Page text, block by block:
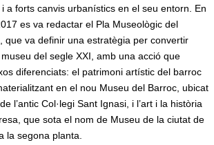
a forts canvis urbanístics en el seu entorn. En
es va redactar el Pla Museològic del
que va definir una estratègia per convertir
museu del segle XXI, amb una acció que
diferenciats: el patrimoni artístic del barroc
en el nou Museu del Barroc, ubicat
l’antic Col·legi Sant Ignasi, i l’art i la història
que sota el nom de Museu de la ciutat de
la segona planta.